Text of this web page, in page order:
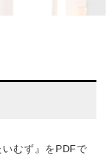
むず』をPDFで